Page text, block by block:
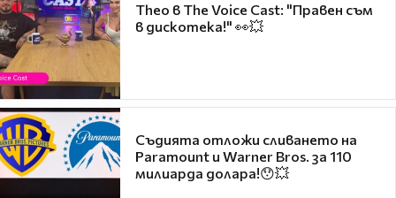
Theo в The Voice Cast: "Правен съм
в дискотека!" 👀💥
Съдията отложи сливането на
Paramount и Warner Bros. за 110
милиарда долара!😯💥